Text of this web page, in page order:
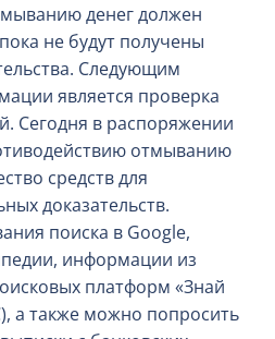
денег должен
не будут получены
Следующим
является проверка
Сегодня в распоряжении
отмыванию
средств для
доказательств.
поиска в Google,
информации из
платформ «Знай
а также можно попросить